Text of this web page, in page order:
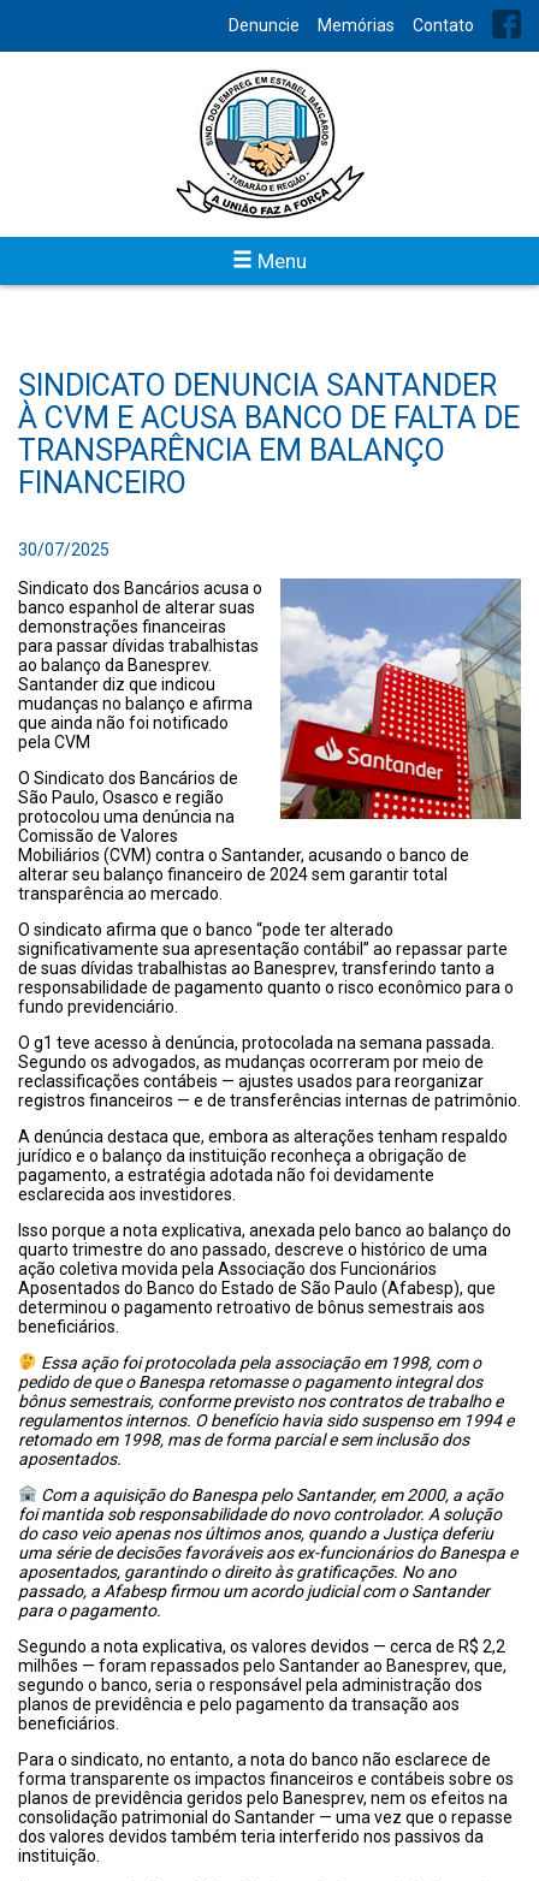
Denuncie Memórias Contato
Menu
SINDICATO DENUNCIA SANTANDER
À CVM E ACUSA BANCO DE FALTA DE
TRANSPARÊNCIA EM BALANÇO
FINANCEIRO
30/07/2025
Sindicato dos Bancários acusa o
banco espanhol de alterar suas
demonstrações financeiras
para passar dívidas trabalhistas
ao balanço da Banesprev.
Santander diz que indicou
mudanças no balanço e afirma
que ainda não foi notificado
pela CVM
O Sindicato dos Bancários de
São Paulo, Osasco e região
protocolou uma denúncia na
Comissão de Valores
Mobiliários (CVM) contra o Santander, acusando o banco de
alterar seu balanço financeiro de 2024 sem garantir total
transparência ao mercado.
O sindicato afirma que o banco “pode ter alterado
significativamente sua apresentação contábil” ao repassar parte
de suas dívidas trabalhistas ao Banesprev, transferindo tanto a
responsabilidade de pagamento quanto o risco econômico para o
fundo previdenciário.
O g1 teve acesso à denúncia, protocolada na semana passada.
Segundo os advogados, as mudanças ocorreram por meio de
reclassificações contábeis — ajustes usados para reorganizar
registros financeiros — e de transferências internas de patrimônio.
A denúncia destaca que, embora as alterações tenham respaldo
jurídico e o balanço da instituição reconheça a obrigação de
pagamento, a estratégia adotada não foi devidamente
esclarecida aos investidores.
Isso porque a nota explicativa, anexada pelo banco ao balanço do
quarto trimestre do ano passado, descreve o histórico de uma
ação coletiva movida pela Associação dos Funcionários
Aposentados do Banco do Estado de São Paulo (Afabesp), que
determinou o pagamento retroativo de bônus semestrais aos
beneficiários.
Essa ação foi protocolada pela associação em 1998, com o
pedido de que o Banespa retomasse o pagamento integral dos
bônus semestrais, conforme previsto nos contratos de trabalho e
regulamentos internos. O benefício havia sido suspenso em 1994 e
retomado em 1998, mas de forma parcial e sem inclusão dos
aposentados.
Com a aquisição do Banespa pelo Santander, em 2000, a ação
foi mantida sob responsabilidade do novo controlador. A solução
do caso veio apenas nos últimos anos, quando a Justiça deferiu
uma série de decisões favoráveis aos ex-funcionários do Banespa e
aposentados, garantindo o direito às gratificações. No ano
passado, a Afabesp firmou um acordo judicial com o Santander
para o pagamento.
Segundo a nota explicativa, os valores devidos — cerca de R$ 2,2
milhões — foram repassados pelo Santander ao Banesprev, que,
segundo o banco, seria o responsável pela administração dos
planos de previdência e pelo pagamento da transação aos
beneficiários.
Para o sindicato, no entanto, a nota do banco não esclarece de
forma transparente os impactos financeiros e contábeis sobre os
planos de previdência geridos pelo Banesprev, nem os efeitos na
consolidação patrimonial do Santander — uma vez que o repasse
dos valores devidos também teria interferido nos passivos da
instituição.